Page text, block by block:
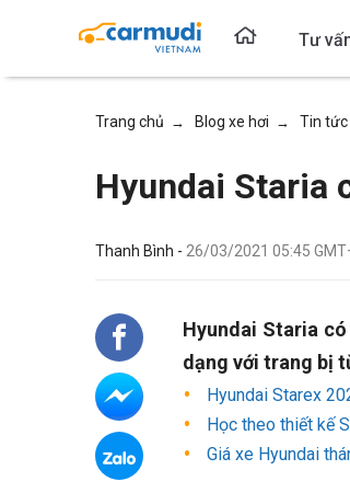
Tư
Trang chủ → Blog xe hơi → Tin tức
Hyundai Staria
Thanh Bình - 26/03/2021 05:45
Hyundai Staria
dạng với trang bị
Hyundai Starex
Học theo thiết kế
Giá xe Hyundai